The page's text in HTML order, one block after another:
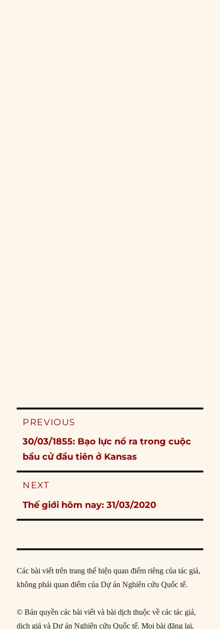
Post
PREVIOUS
Previous
post:
30/03/1855: Bạo lực nổ ra trong cuộc
bầu cử đầu tiên ở Kansas
NEXT
Next
post:
Thế giới hôm nay: 31/03/2020
Các bài viết trên trang thể hiện quan điểm riêng của tác giả,
không phải quan điểm của Dự án Nghiên cứu Quốc tế.
© Bản quyền các bài viết và bài dịch thuộc về các tác giả,
dịch giả và Dự án Nghiên cứu Quốc tế. Mọi bài đăng lại,